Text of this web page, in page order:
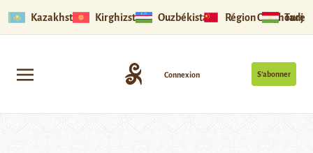
Kazakhstan Kirghizstan Ouzbékistan Région Ouïghoure
S’abonner
Connexion